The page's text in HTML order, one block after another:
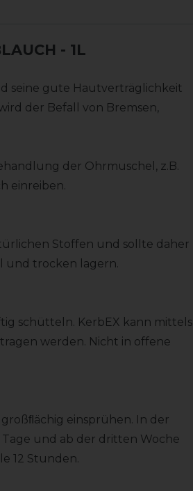
- 1L
seine gute Hautverträglichkeit
der Befall von Bremsen,
der Ohrmuschel, z.B.
einreiben.
Stoffen und sollte daher
und trocken lagern.
schütteln. KerbEX kann mittels
werden. Nicht in offene
einsprühen. In der
und ab der dritten Woche
12 Stunden.